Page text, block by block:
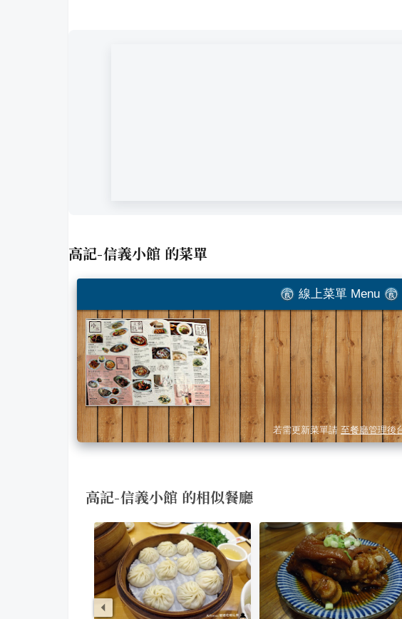
高記-信義小館 的菜單
線上菜單 Menu
若需更新菜單請 至餐廳管理後
高記-信義小館 的相似餐廳